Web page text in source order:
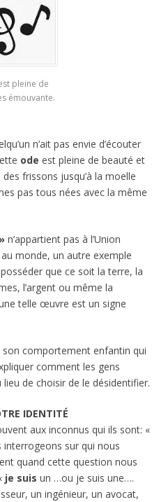
pleine de
émouvante.
n’ait pas envie d’écouter
ode est pleine de beauté et
frissons jusqu’à la moelle
pas tous nées avec la même
n’appartient pas à l’Union
monde, un autre exemple
que ce soit la terre, la
l’argent ou même la
telle œuvre est un signe
comportement enfantin qui
comment les gens
lieu de choisir de le désidentifier.
IDENTITÉ
aux inconnus qui ils sont: «
interrogeons sur qui nous
quand cette question nous
je suis un …ou je suis une….
un ingénieur, un avocat,